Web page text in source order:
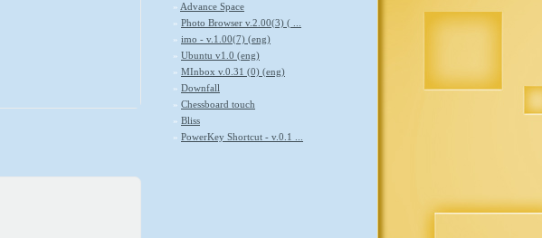
» Advance Space
» Photo Browser v.2.00(3) ( ...
» imo - v.1.00(7) (eng)
» Ubuntu v1.0 (eng)
» MInbox v.0.31 (0) (eng)
» Downfall
» Chessboard touch
» Bliss
» PowerKey Shortcut - v.0.1 ...